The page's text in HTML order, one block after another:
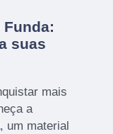
suas
mais
a
, um material